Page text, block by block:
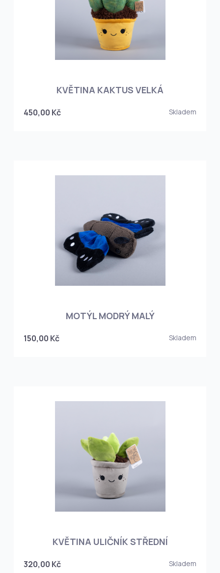
KVĚTINA KAKTUS VELKÁ
450,00 Kč Skladem
MOTÝL MODRÝ MALÝ
150,00 Kč Skladem
KVĚTINA ULIČNÍK STŘEDNÍ
320,00 Kč Skladem